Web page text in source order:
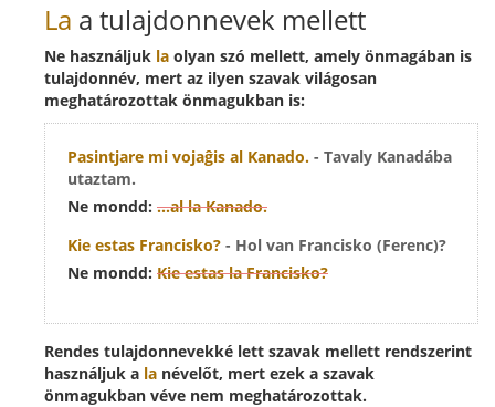
La a tulajdonnevek mellett
Ne használjuk la olyan szó mellett, amely önmagában is
tulajdonnév, mert az ilyen szavak világosan
meghatározottak önmagukban is:
Pasintjare mi vojaĝis al Kanado. - Tavaly Kanadába
utaztam.
Ne mondd: ...alla Kanado.
Kie estas Francisko? - Hol van Francisko (Ferenc)?
Ne mondd: Kie estasla Francisko?
Rendes tulajdonnevekké lett szavak mellett rendszerint
használjuk a la névelőt, mert ezek a szavak
önmagukban véve nem meghatározottak.